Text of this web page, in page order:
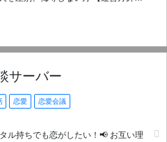
としては、参加、VC浮上までに途
るからです) 【その他】 ・
・サーバー参加後、自己紹介を記
。24時間以内にこちらを行ってく
制限のある少人数部屋という構成
人数制限のあるVCには参加、閲覧
ちしております。
サーバー
恋愛 恋愛会議